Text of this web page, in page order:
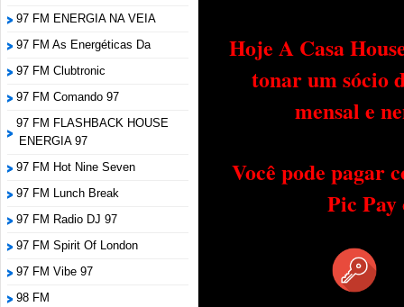
97 FM ENERGIA NA VEIA
97 FM As Energéticas Da
97 FM Clubtronic
97 FM Comando 97
97 FM FLASHBACK HOUSE
ENERGIA 97
97 FM Hot Nine Seven
97 FM Lunch Break
97 FM Radio DJ 97
97 FM Spirit Of London
97 FM Vibe 97
98 FM
Hoje A Casa
tonar um sócio
mensal e
Você pode pagar
Pic